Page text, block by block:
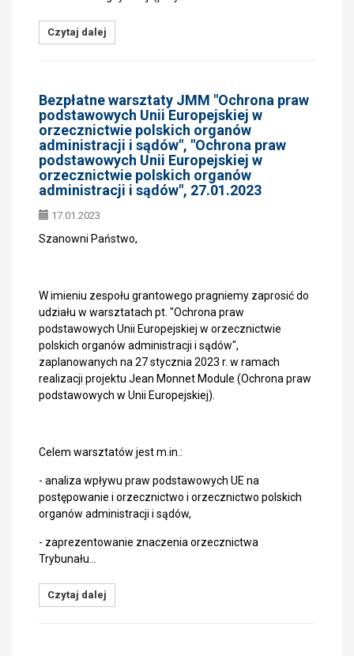
Czytaj dalej
Bezpłatne warsztaty JMM "Ochrona praw
podstawowych Unii Europejskiej w
orzecznictwie polskich organów
administracji i sądów", "Ochrona praw
podstawowych Unii Europejskiej w
orzecznictwie polskich organów
administracji i sądów", 27.01.2023
17.01.2023
Szanowni Państwo,
W imieniu zespołu grantowego pragniemy zaprosić do
udziału w warsztatach pt. "Ochrona praw
podstawowych Unii Europejskiej w orzecznictwie
polskich organów administracji i sądów",
zaplanowanych na 27 stycznia 2023 r. w ramach
realizacji projektu Jean Monnet Module (Ochrona praw
podstawowych w Unii Europejskiej).
Celem warsztatów jest m.in.:
- analiza wpływu praw podstawowych UE na
postępowanie i orzecznictwo i orzecznictwo polskich
organów administracji i sądów,
- zaprezentowanie znaczenia orzecznictwa
Trybunału…
Czytaj dalej